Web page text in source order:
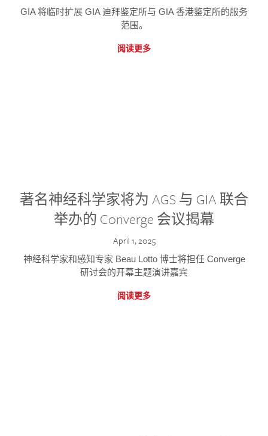
GIA 将临时扩展 GIA 迪拜鉴定所与 GIA 香港鉴定所的服务
范围。
阅读更多
著名神经科学家将为 AGS 与 GIA 联合
举办的 Converge 会议揭幕
April 1, 2025
神经科学家和感知专家 Beau Lotto 博士将担任 Converge
研讨会的开幕主题演讲嘉宾
阅读更多